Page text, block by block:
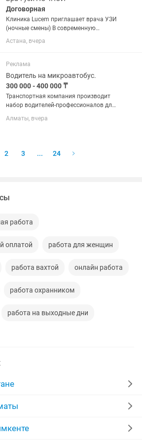
Договорная
Клиника Lucem приглашает врача УЗИ
(ночные смены) В современную
клинику Lucem требуется врач УЗИ с
опытом работы. График работы:
Астана, вчера
Реклама
Водитель на микроавтобус.
300 000 - 400 000 ₸
Транспортная компания производит
набор водителей-профессионалов для
ночное время на микроавтобусах
Алматы, вчера
2 3 ... 24
работа
оплатой работа для женщин
работа вахтой онлайн работа
работа охранником
работа на выходные дни
няни
дому